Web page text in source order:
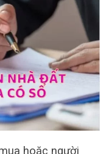
hoặc người